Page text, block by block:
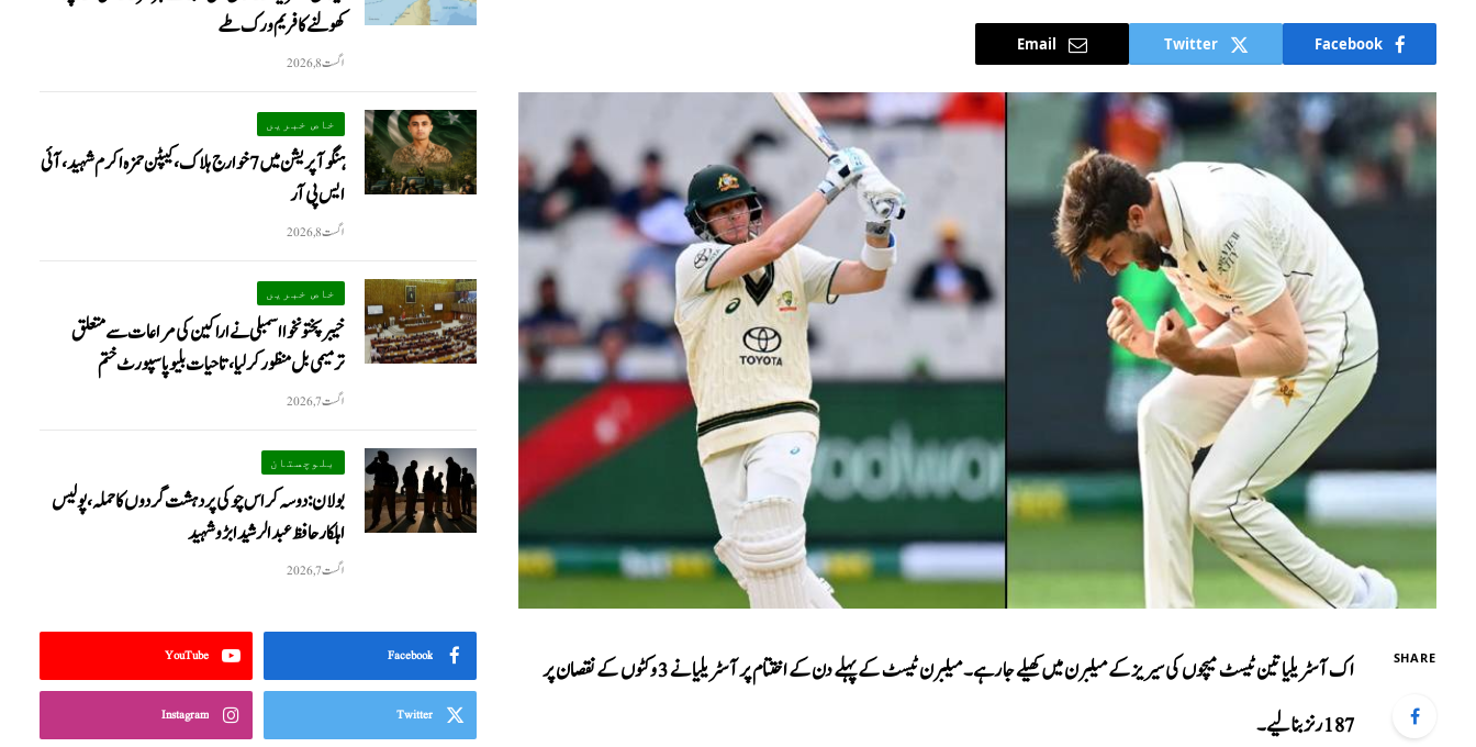
Facebook
Twitter
Email
SHARE
اک آسٹریلیا تین ٹیسٹ میچوں کی سیریز کے میلبرن میں کھیلے جا رہے۔ میلبرن ٹیسٹ کے پہلے دن کے اختتام پر آسٹریلیا نے 3 وکٹوں کے نقصان پر
187 رنز بنا لیے۔
کھولنے کا فریم ورک طے
اگست 8, 2026
خاص خبریں
ہنگو آپریشن میں 7 خوارج ہلاک، کیپٹن حمزہ اکرم شہید، آئی
ایس پی آر
اگست 8, 2026
خاص خبریں
خیبرپختونخوا اسمبلی نے اراکین کی مراعات سے متعلق
ترمیمی بل منظور کر لیا، تاحیات بلیو پاسپورٹ ختم
اگست 7, 2026
بلوچستان
بولان: دوسہ کراس چوکی پر دہشت گردوں کا حملہ، پولیس
اہلکار حافظ عبدالرشید ابڑو شہید
اگست 7, 2026
Facebook
YouTube
Twitter
Instagram